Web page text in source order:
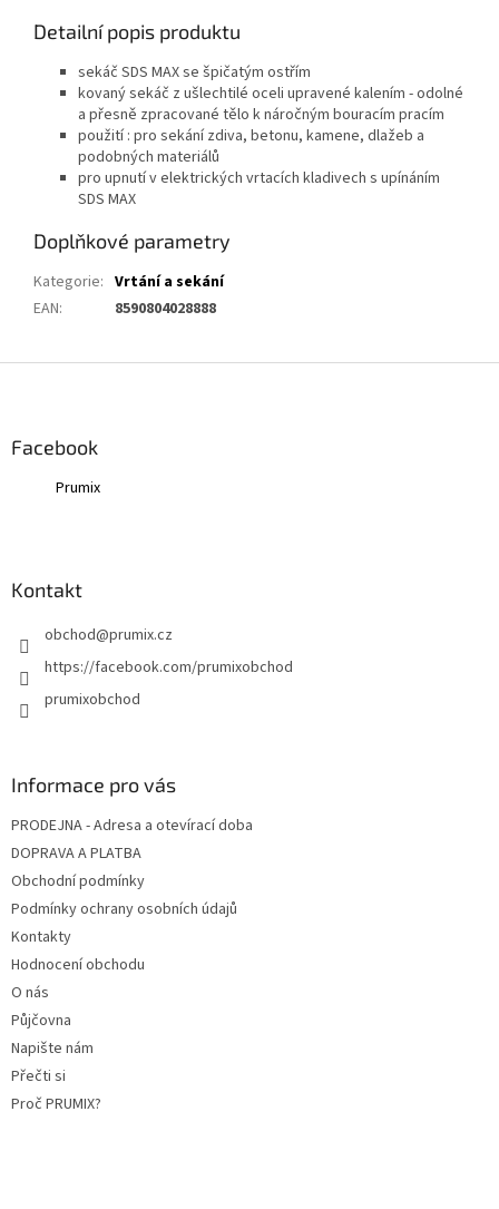
Detailní popis produktu
sekáč SDS MAX se špičatým ostřím
kovaný sekáč z ušlechtilé oceli upravené kalením - odolné
a přesně zpracované tělo k náročným bouracím pracím
použití : pro sekání zdiva, betonu, kamene, dlažeb a
podobných materiálů
pro upnutí v elektrických vrtacích kladivech s upínáním
SDS MAX
Doplňkové parametry
Kategorie: Vrtání a sekání
EAN: 8590804028888
Facebook
Prumix
Kontakt
obchod@prumix.cz
https://facebook.com/prumixobchod
prumixobchod
Informace pro vás
PRODEJNA - Adresa a otevírací doba
DOPRAVA A PLATBA
Obchodní podmínky
Podmínky ochrany osobních údajů
Kontakty
Hodnocení obchodu
O nás
Půjčovna
Napište nám
Přečti si
Proč PRUMIX?